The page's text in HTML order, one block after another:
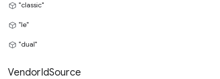
"classic"
"le"
"dual"
VendorIdSource